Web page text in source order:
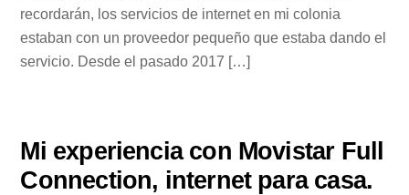
recordarán, los servicios de internet en mi colonia
estaban con un proveedor pequeño que estaba dando el
servicio. Desde el pasado 2017 […]
Mi experiencia con Movistar Full
Connection, internet para casa.